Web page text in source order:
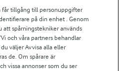
får tillgång till personuppgifter
på din enhet . Genom
att spårningstekniker används
och våra partners behandlar
väljer Avvisa alla eller
de. Om spårare är
vissa annonser som du ser